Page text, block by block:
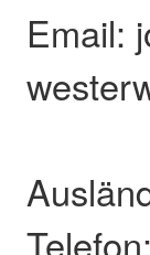
Email: